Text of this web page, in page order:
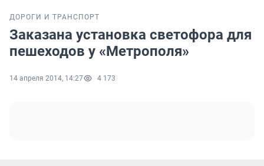
ДОРОГИ И ТРАНСПОРТ
Заказана установка светофора для
пешеходов у «Метрополя»
14 апреля 2014, 14:27 4 173